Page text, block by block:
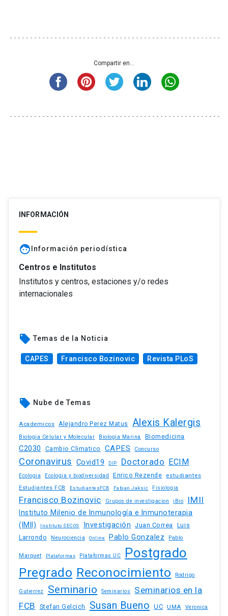
Compartir en...
INFORMACIÓN
face Información periodística
Centros e Institutos
Institutos y centros, estaciones y/o redes
internacionales
local_offer Temas de la Noticia
CAPES Francisco Bozinovic Revista PLoS
local_offer Nube de Temas
Academicos Alejandro Perez Matus Alexis Kalergis
Biologia Celular y Molecular Biologia Marina Biomedicina
C2030 Cambio Climatico CAPES Concurso
Coronavirus Covid19 DIP Doctorado ECIM
Ecologia Ecologia y biodiversidad Enrico Rezende estudiantes
Estudiantes FCB EstudiantesFCB Fabian Jaksic Fisiologia
Francisco Bozinovic Grupos de investigacion iBio IMII
Instituto Milenio de Inmunología e Inmunoterapia
(IMII)
Instituto SECOS Investigación Juan Correa Luis
Larrondo
Neurociencia Online Pablo Gonzalez Pablo
Marquet Plataformas Plataformas UC Postgrado
Pregrado Reconocimiento Rodrigo
Gutierrez Seminario Seminarios
Seminarios en la
FCB
Stefan Gelcich Susan Bueno UC UMA
Veronica